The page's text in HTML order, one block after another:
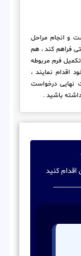
و انجام مراحل
فراهم کند ، هم
فرم مربوطه
اقدام نمایند ،
نهایی درخواست
باشید .
اقدام کنید